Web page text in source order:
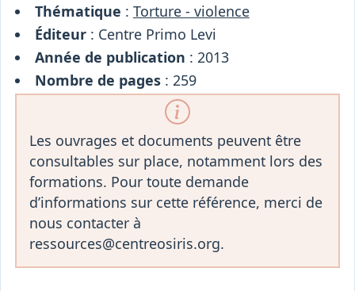
Thématique : Torture - violence
Éditeur: Centre Primo Levi
Année de publication : 2013
Nombre de pages: 259
Les ouvrages et documents peuvent être
consultables sur place, notamment lors des
formations. Pour toute demande
d’informations sur cette référence, merci de
nous contacter à
ressources@centreosiris.org.